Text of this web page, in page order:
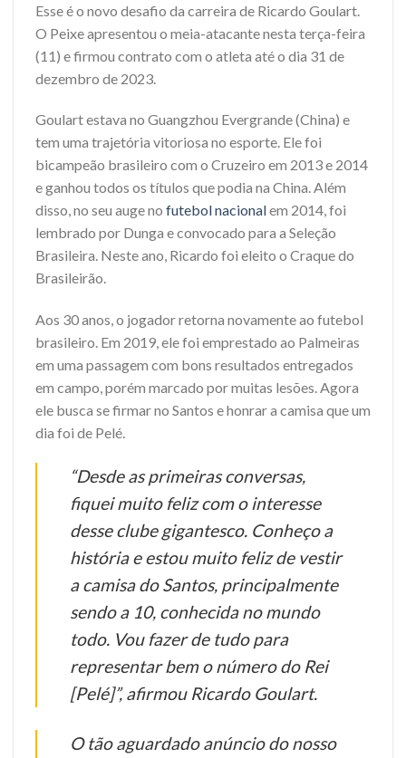
Esse é o novo desafio da carreira de Ricardo Goulart.
O Peixe apresentou o meia-atacante nesta terça-feira
(11) e firmou contrato com o atleta até o dia 31 de
dezembro de 2023.
Goulart estava no Guangzhou Evergrande (China) e
tem uma trajetória vitoriosa no esporte. Ele foi
bicampeão brasileiro com o Cruzeiro em 2013 e 2014
e ganhou todos os títulos que podia na China. Além
disso, no seu auge no futebol nacionalem 2014, foi
lembrado por Dunga e convocado para a Seleção
Brasileira. Neste ano, Ricardo foi eleito o Craque do
Brasileirão.
Aos 30 anos, o jogador retorna novamente ao futebol
brasileiro. Em 2019, ele foi emprestado ao Palmeiras
em uma passagem com bons resultados entregados
em campo, porém marcado por muitas lesões. Agora
ele busca se firmar no Santos e honrar a camisa que um
dia foi de Pelé.
“Desde as primeiras conversas,
fiquei muito feliz com o interesse
desse clube gigantesco. Conheço a
história e estou muito feliz de vestir
a camisa do Santos, principalmente
sendo a 10, conhecida no mundo
todo. Vou fazer de tudo para
representar bem o número do Rei
[Pelé]”, afirmou Ricardo Goulart.
O tão aguardado anúncio do nosso